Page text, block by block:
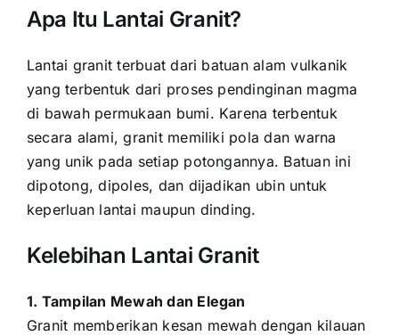
Apa Itu Lantai Granit?
Lantai granit terbuat dari batuan alam vulkanik
yang terbentuk dari proses pendinginan magma
di bawah permukaan bumi. Karena terbentuk
secara alami, granit memiliki pola dan warna
yang unik pada setiap potongannya. Batuan ini
dipotong, dipoles, dan dijadikan ubin untuk
keperluan lantai maupun dinding.
Kelebihan Lantai Granit
1. Tampilan Mewah dan Elegan
Granit memberikan kesan mewah dengan kilauan